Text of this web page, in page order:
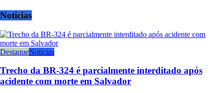
Noticias
DestaqueNoticias
Trecho da BR-324 é parcialmente interditado após
acidente com morte em Salvador